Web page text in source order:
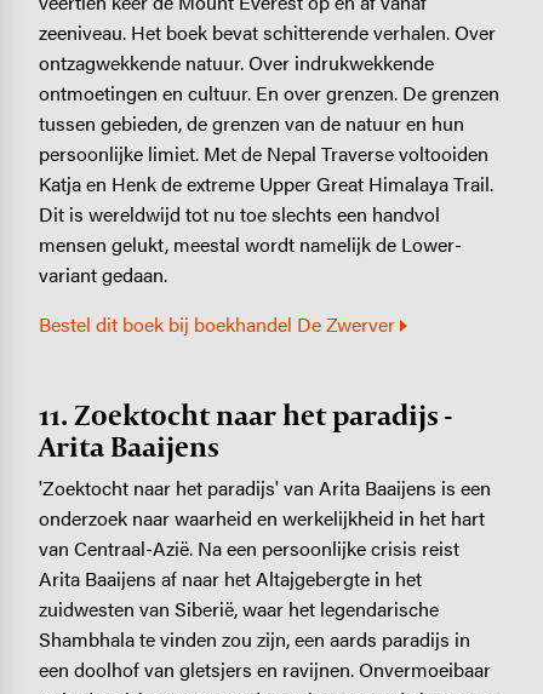
zeeniveau. Het boek bevat schitterende verhalen. Over
ontzagwekkende natuur. Over indrukwekkende
ontmoetingen en cultuur. En over grenzen. De grenzen
tussen gebieden, de grenzen van de natuur en hun
persoonlijke limiet. Met de Nepal Traverse voltooiden
Katja en Henk de extreme Upper Great Himalaya Trail.
Dit is wereldwijd tot nu toe slechts een handvol
mensen gelukt, meestal wordt namelijk de Lower-
variant gedaan.
Bestel dit boek bij boekhandel De Zwerver
11. Zoektocht naar het paradijs -
Arita Baaijens
'Zoektocht naar het paradijs' van Arita Baaijens is een
onderzoek naar waarheid en werkelijkheid in het hart
van Centraal-Azië. Na een persoonlijke crisis reist
Arita Baaijens af naar het Altajgebergte in het
zuidwesten van Siberië, waar het legendarische
Shambhala te vinden zou zijn, een aards paradijs in
een doolhof van gletsjers en ravijnen. Onvermoeibaar